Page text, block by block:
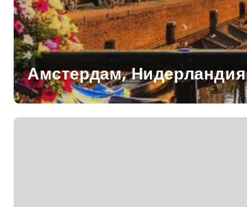
Амстердам, Нидерландия